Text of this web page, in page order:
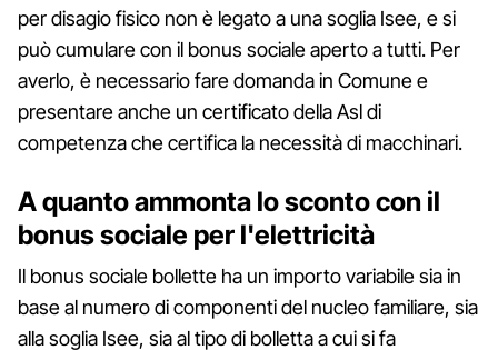
per disagio fisico non è legato a una soglia Isee, e si
può cumulare con il bonus sociale aperto a tutti. Per
averlo, è necessario fare domanda in Comune e
presentare anche un certificato della Asl di
competenza che certifica la necessità di macchinari.
A quanto ammonta lo sconto con il
bonus sociale per l'elettricità
Il bonus sociale bollette ha un importo variabile sia in
base al numero di componenti del nucleo familiare, sia
alla soglia Isee, sia al tipo di bolletta a cui si fa